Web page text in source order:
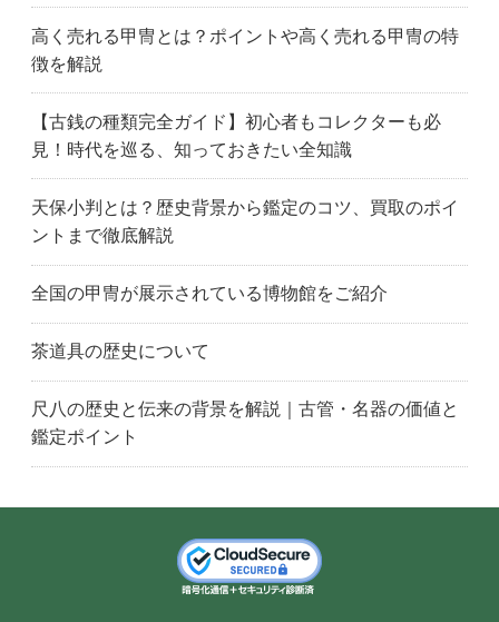
高く売れる甲冑とは？ポイントや高く売れる甲冑の特
徴を解説
【古銭の種類完全ガイド】初心者もコレクターも必
見！時代を巡る、知っておきたい全知識
天保小判とは？歴史背景から鑑定のコツ、買取のポイ
ントまで徹底解説
全国の甲冑が展示されている博物館をご紹介
茶道具の歴史について
尺八の歴史と伝来の背景を解説｜古管・名器の価値と
鑑定ポイント